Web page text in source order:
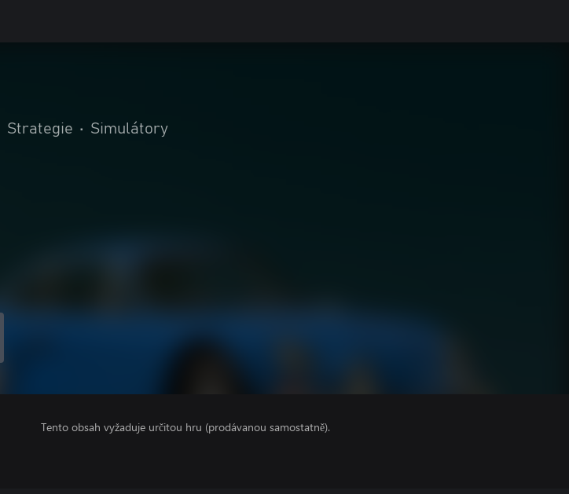
Strategie • Simulátory
Tento obsah vyžaduje určitou hru (prodávanou samostatně).